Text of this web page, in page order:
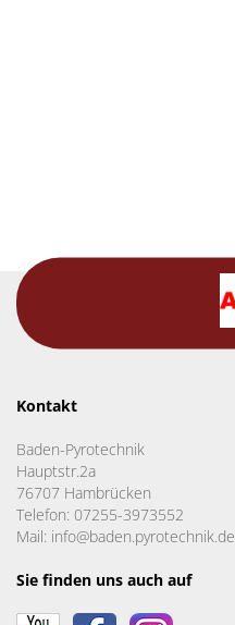
Kontakt
Baden-Pyrotechnik
Hauptstr.2a
76707 Hambrücken
Telefon: 07255-3973552
Mail: info@baden.pyrotechnik.de
Sie finden uns auch auf